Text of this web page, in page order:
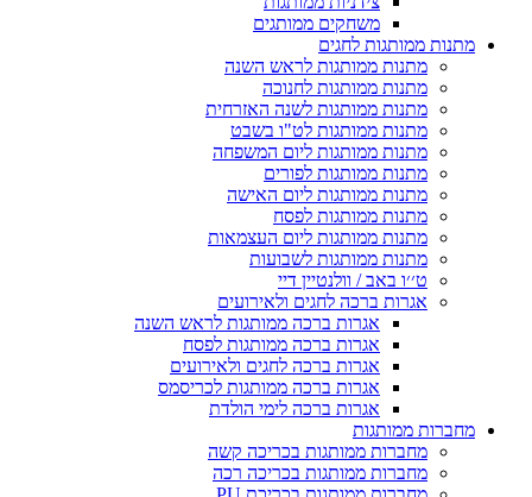
משחקים ממותגים
מתנות ממותגות לחגים
מתנות ממותגות לראש השנה
מתנות ממותגות לחנוכה
מתנות ממותגות לשנה האזרחית
מתנות ממותגות לט"ו בשבט
מתנות ממותגות ליום המשפחה
מתנות ממותגות לפורים
מתנות ממותגות ליום האישה
מתנות ממותגות לפסח
מתנות ממותגות ליום העצמאות
מתנות ממותגות לשבועות
ט׳׳ו באב / וולנטיין דיי
אגרות ברכה לחגים ולאירועים
אגרות ברכה ממותגות לראש השנה
אגרות ברכה ממותגות לפסח
אגרות ברכה לחגים ולאירועים
אגרות ברכה ממותגות לכריסמס
אגרות ברכה לימי הולדת
מחברות ממותגות
מחברות ממותגות בכריכה קשה
מחברות ממותגות בכריכה רכה